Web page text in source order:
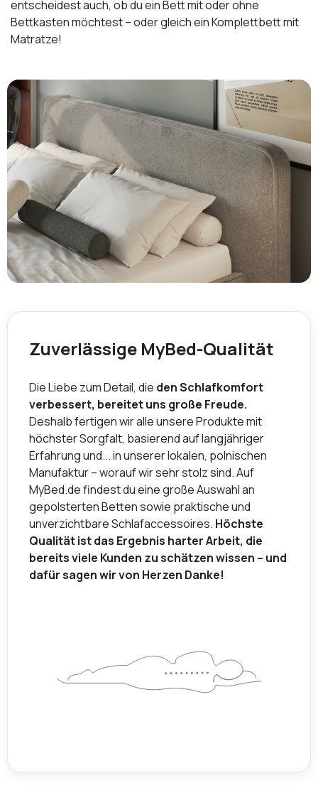
entscheidest auch, ob du ein Bett mit oder ohne
Bettkasten möchtest – oder gleich ein Komplettbett mit
Matratze!
Zuverlässige MyBed-Qualität
Die Liebe zum Detail, die den Schlafkomfort
verbessert, bereitet uns große Freude.
Deshalb fertigen wir alle unsere Produkte mit
höchster Sorgfalt, basierend auf langjähriger
Erfahrung und... in unserer lokalen, polnischen
Manufaktur – worauf wir sehr stolz sind. Auf
MyBed.de findest du eine große Auswahl an
gepolsterten Betten sowie praktische und
unverzichtbare Schlafaccessoires. Höchste
Qualität ist das Ergebnis harter Arbeit, die
bereits viele Kunden zu schätzen wissen – und
dafür sagen wir von Herzen Danke!